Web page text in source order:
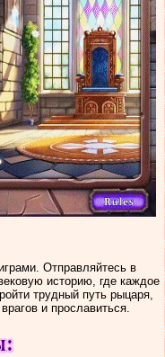
Отправляйтесь в
историю, где каждое
трудный путь рыцаря,
и прославиться.